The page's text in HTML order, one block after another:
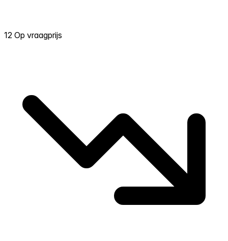
12 Op vraagprijs